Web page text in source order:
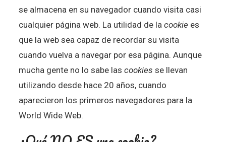
se almacena en su navegador cuando visita casi
cualquier página web. La utilidad de lacookie es
que la web sea capaz de recordar su visita
cuando vuelva a navegar por esa página. Aunque
mucha gente no lo sabe lascookies se llevan
utilizando desde hace 20 años, cuando
aparecieron los primeros navegadores para la
World Wide Web.